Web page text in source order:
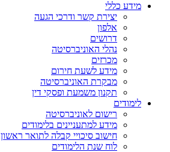
מידע כללי
יצירת קשר ודרכי הגעה
אלפון
דרושים
נהלי האוניברסיטה
מכרזים
מידע לשעת חירום
מבקרת האוניברסיטה
תקנון משמעת ופסקי דין
לימודים
רישום לאוניברסיטה
מידע למתעניינים בלימודים
חישוב סיכויי קבלה לתואר ראשון
לוח שנת הלימודים